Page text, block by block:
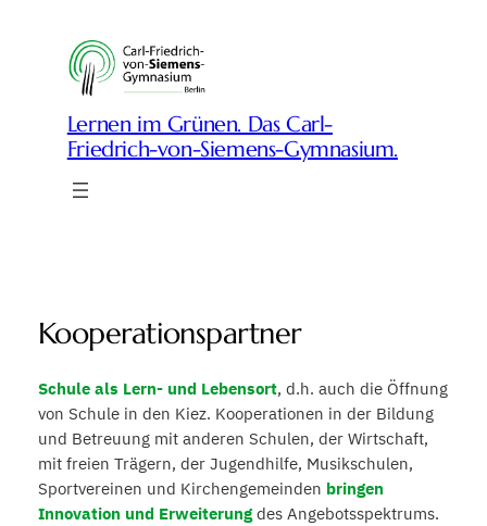
springen
Lernen im Grünen. Das Carl-
Friedrich-von-Siemens-Gymnasium.
Kooperationspartner
Schule als Lern- und Lebensort, d.h. auch die Öffnung
von Schule in den Kiez. Kooperationen in der Bildung
und Betreuung mit anderen Schulen, der Wirtschaft,
mit freien Trägern, der Jugendhilfe, Musikschulen,
Sportvereinen und Kirchengemeinden bringen
Innovation und Erweiterungdes Angebotsspektrums.